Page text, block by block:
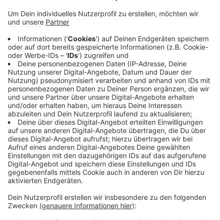
Die Zahl der Unfälle mit Radfahrern, die von ihren
Handys abgelenkt wurden ist in den Niederlanden
gestiegen. Das Handy beim Radfahren zu nutzen ist
eigentlich verboten. Als Konsequenz haben die
Niederländer das Bußgeld auf 95 Euro angehoben. Eine
Verwaltungsgebühr kommt noch hinzu. Damit ist das
Bußgeld für die Handynutzung beim Radfahren noch
höher als bei uns in Deutschland.
Anzeige